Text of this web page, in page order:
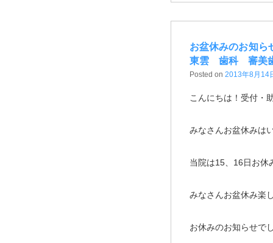
お盆休みのお知
東雲 歯科 審美
Posted on 2013年8月14
こんにちは！受付・
みなさんお盆休みは
当院は15、16日お休
みなさんお盆休み楽
お休みのお知らせで